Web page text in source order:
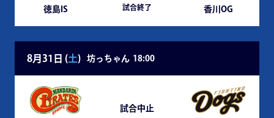
徳島IS 試合終了 香川OG
8月31日 (土) 坊っちゃん 18:00
試合中止